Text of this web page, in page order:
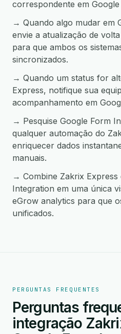
correspondente em
→ Quando algo mudar em
envie a atualização de
para que ambos os
sincronizados.
→ Quando um status for
Express, notifique sua
acompanhamento em
→ Pesquise Google Form
qualquer automação do
enriquecer dados
manuais.
→ Combine Zakrix Express
Integration em uma única
eGrow analytics para que
unificados.
PERGUNTAS FREQUENTES
Perguntas
integração